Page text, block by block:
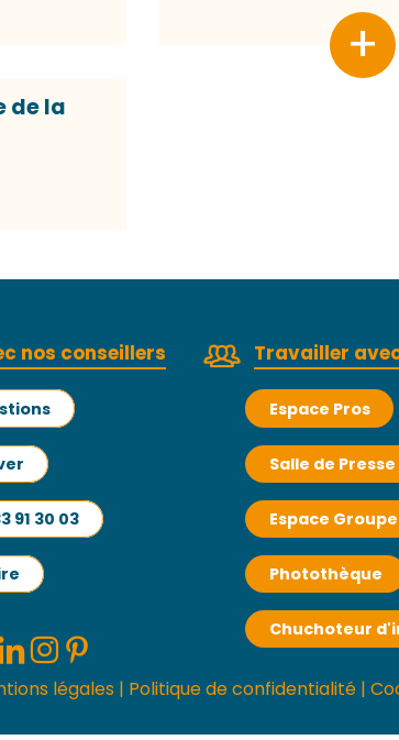
de la
nos conseillers
91 30 03
Travailler
Espace Pros
Salle de Presse
Espace
Photothèque
Chuchoteur
légales | Politique de confidentialité |